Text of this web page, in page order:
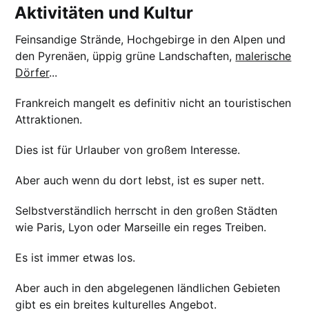
Aktivitäten und Kultur
Feinsandige Strände, Hochgebirge in den Alpen und
den Pyrenäen, üppig grüne Landschaften, malerische
Dörfer...
Frankreich mangelt es definitiv nicht an touristischen
Attraktionen.
Dies ist für Urlauber von großem Interesse.
Aber auch wenn du dort lebst, ist es super nett.
Selbstverständlich herrscht in den großen Städten
wie Paris, Lyon oder Marseille ein reges Treiben.
Es ist immer etwas los.
Aber auch in den abgelegenen ländlichen Gebieten
gibt es ein breites kulturelles Angebot.